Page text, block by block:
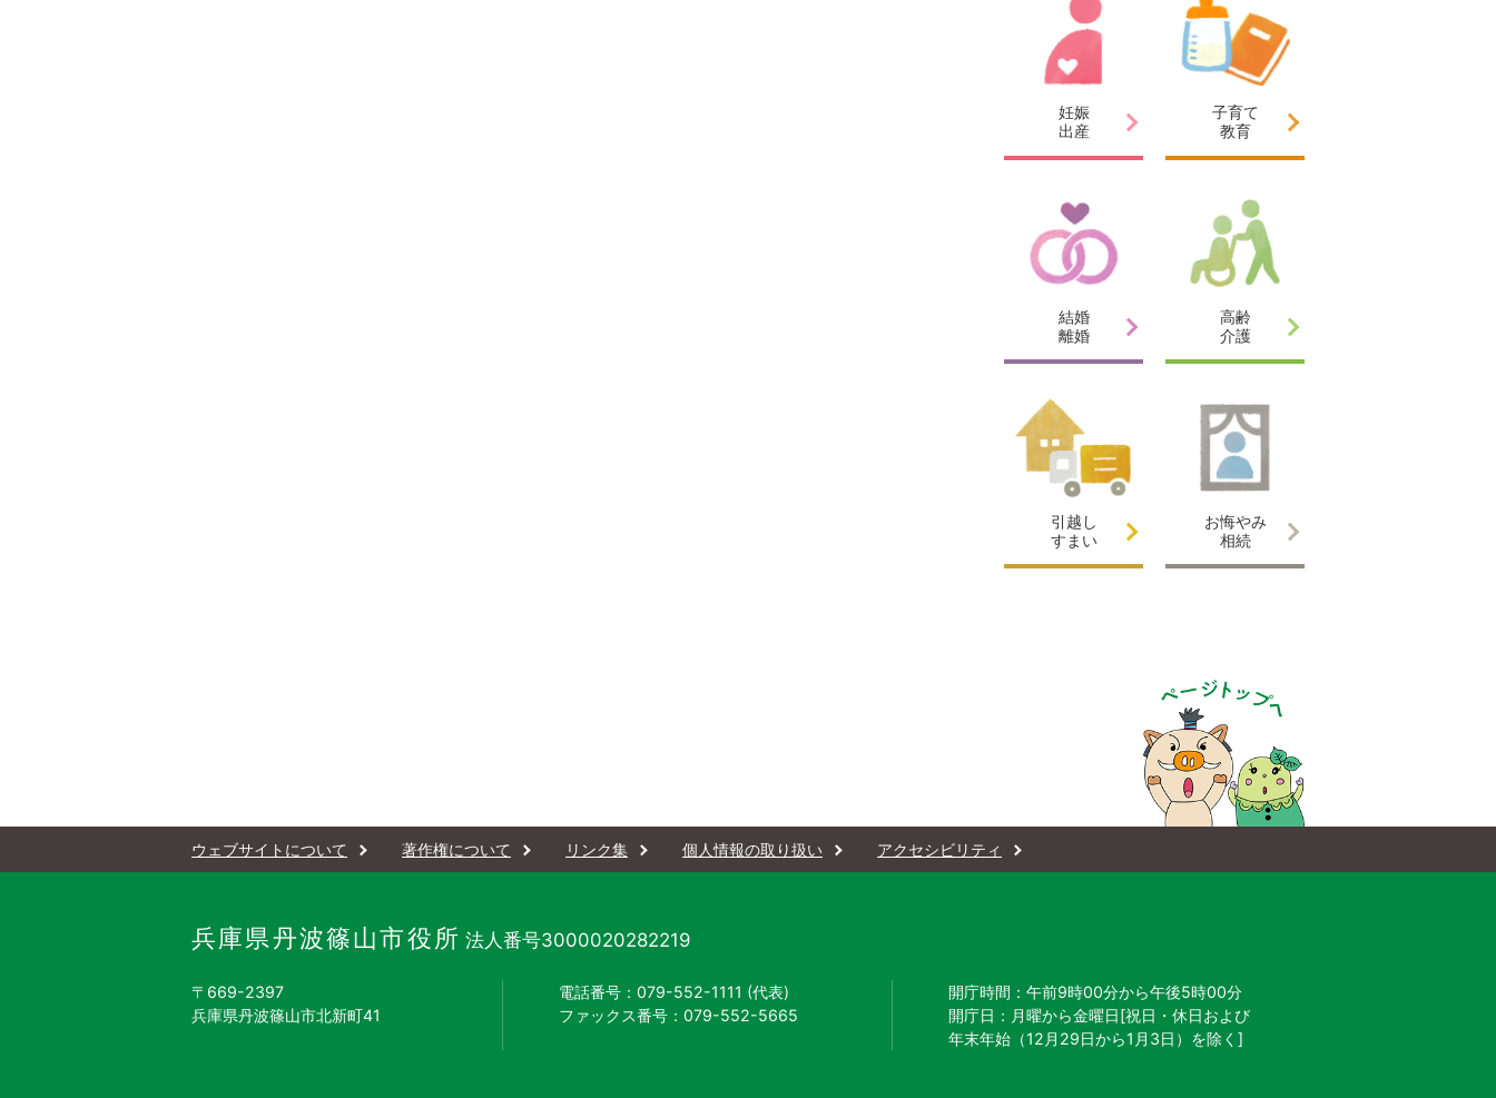
妊娠
出産
子育て
教育
結婚
離婚
高齢
介護
引越し
すまい
お悔やみ
相続
ウェブサイトについて 著作権について リンク集 個人情報の取り扱い アクセシビリティ
兵庫県丹波篠山市役所 法人番号3000020282219
〒669-2397
兵庫県丹波篠山市北新町41
電話番号：079-552-1111 (代表)
ファックス番号：079-552-5665
開庁時間：午前9時00分から午後5時00分
開庁日：月曜から金曜日[祝日・休日および
年末年始 （12月29日から1月3日）を除く]